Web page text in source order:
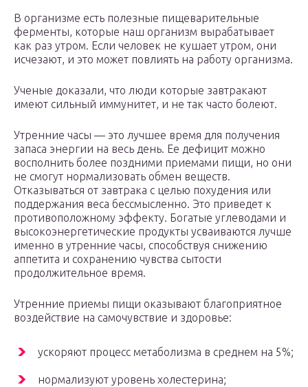
В организме есть полезные пищеварительные
ферменты, которые наш организм вырабатывает
как раз утром. Если человек не кушает утром, они
исчезают, и это может повлиять на работу организма.
Ученые доказали, что люди которые завтракают
имеют сильный иммунитет, и не так часто болеют.
Утренние часы — это лучшее время для получения
запаса энергии на весь день. Ее дефицит можно
восполнить более поздними приемами пищи, но они
не смогут нормализовать обмен веществ.
Отказываться от завтрака с целью похудения или
поддержания веса бессмысленно. Это приведет к
противоположному эффекту. Богатые углеводами и
высокоэнергетические продукты усваиваются лучше
именно в утренние часы, способствуя снижению
аппетита и сохранению чувства сытости
продолжительное время.
Утренние приемы пищи оказывают благоприятное
воздействие на самочувствие и здоровье:
ускоряют процесс метаболизма в среднем на 5%;
нормализуют уровень холестерина;